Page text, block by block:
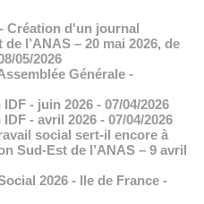
Création d'un journal
l’ANAS – 20 mai 2026, de
05/2026
Générale -
- juin 2026 - 07/04/2026
- avril 2026 - 07/04/2026
social sert-il encore à
Sud-Est de l’ANAS – 9 avril
2026 - Ile de France -